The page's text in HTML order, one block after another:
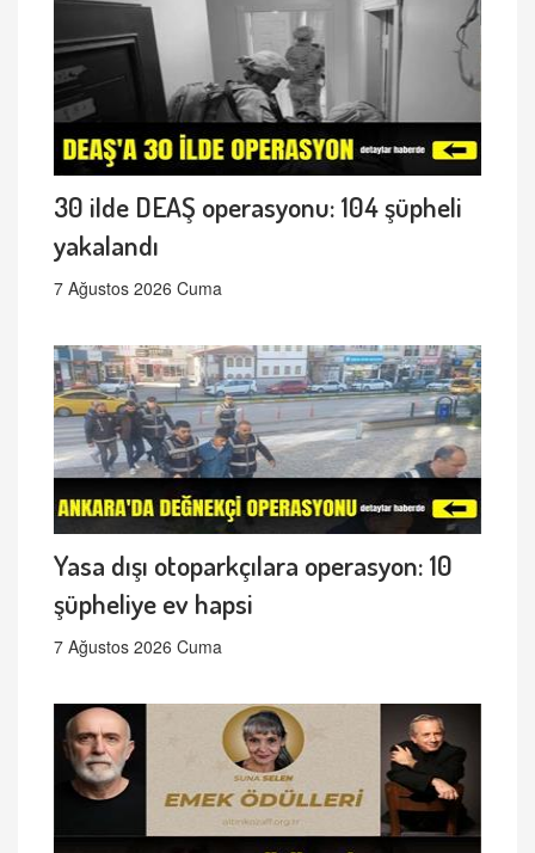
30 ilde DEAŞ operasyonu: 104 şüpheli
yakalandı
7 Ağustos 2026 Cuma
Yasa dışı otoparkçılara operasyon: 10
şüpheliye ev hapsi
7 Ağustos 2026 Cuma